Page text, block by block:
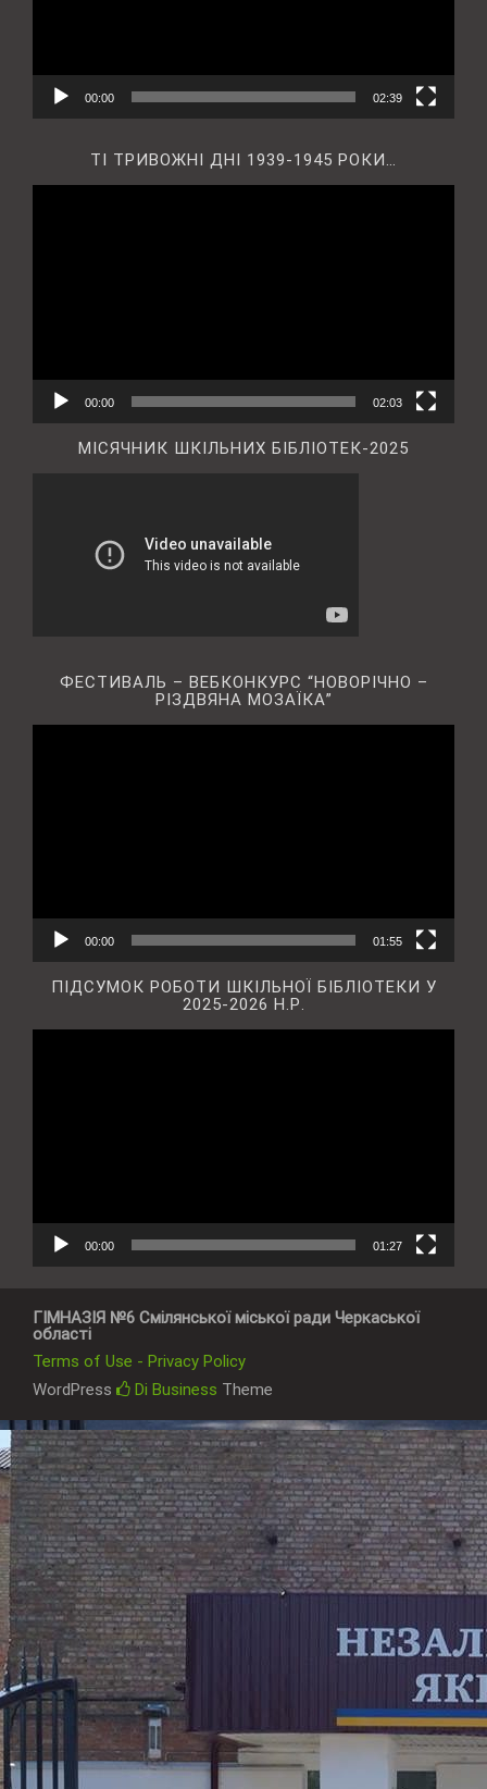
00:00 02:39
ТІ ТРИВОЖНІ ДНІ 1939-1945 РОКИ…
00:00 02:03
МІСЯЧНИК ШКІЛЬНИХ БІБЛІОТЕК-2025
ФЕСТИВАЛЬ – ВЕБКОНКУРС “НОВОРІЧНО –
РІЗДВЯНА МОЗАЇКА”
00:00 01:55
ПІДСУМОК РОБОТИ ШКІЛЬНОЇ БІБЛІОТЕКИ У
2025-2026 Н.Р.
00:00 01:27
ГІМНАЗІЯ №6 Смілянської міської ради Черкаської
області
Terms of Use - Privacy Policy
WordPress
Di Business Theme